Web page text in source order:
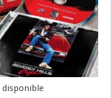
disponible